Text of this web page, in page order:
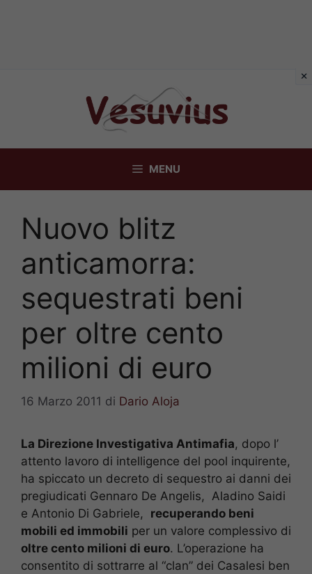
MENU
Nuovo blitz
anticamorra:
sequestrati beni
per oltre cento
milioni di euro
16 Marzo 2011 di Dario Aloja
La Direzione Investigativa Antimafia, dopo l’
attento lavoro di intelligence del pool inquirente,
ha spiccato un decreto di sequestro ai danni dei
pregiudicati Gennaro De Angelis, Aladino Saidi
e Antonio Di Gabriele, recuperando beni
mobili ed immobili per un valore complessivo di
oltre cento milioni di euro. L’operazione ha
consentito di sottrarre al “clan” dei Casalesi ben